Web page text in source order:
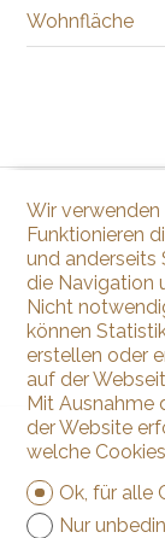
Wohnfläche
Wir verwenden
Funktionieren
und anderseits
die Navigation
Nicht
können
erstellen oder
auf der
Mit Ausnahme
der Website
welche
Ok, für alle
Nur